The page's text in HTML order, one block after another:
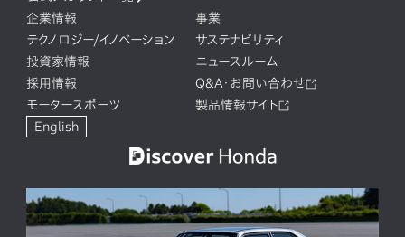
企業情報
事業
テクノロジー/イノベーション
サステナビリティ
投資家情報
ニュースルーム
採用情報
Q&A・お問い合わせ
モータースポーツ
製品情報サイト
English